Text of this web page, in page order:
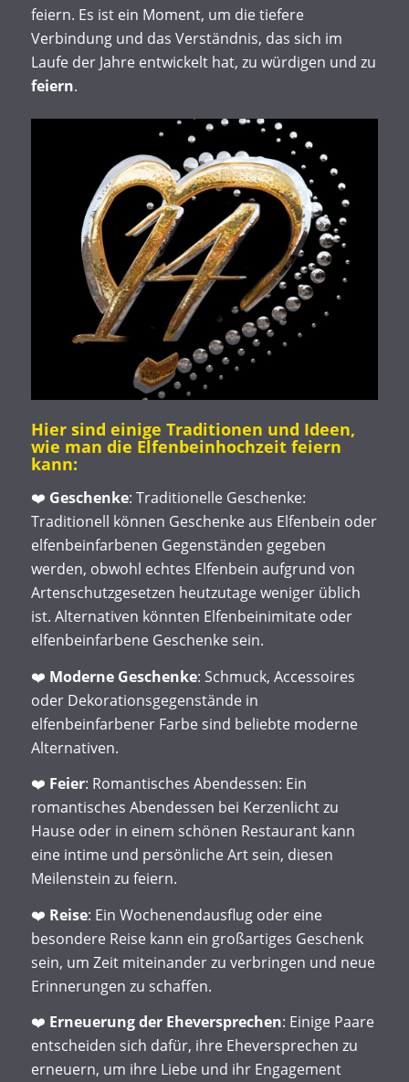
feiern. Es ist ein Moment, um die tiefere
Verbindung und das Verständnis, das sich im
Laufe der Jahre entwickelt hat, zu würdigen und zu
feiern.
Hier sind einige Traditionen und Ideen,
wie man die Elfenbeinhochzeit feiern
kann:
❤️ Geschenke: Traditionelle Geschenke:
Traditionell können Geschenke aus Elfenbein oder
elfenbeinfarbenen Gegenständen gegeben
werden, obwohl echtes Elfenbein aufgrund von
Artenschutzgesetzen heutzutage weniger üblich
ist. Alternativen könnten Elfenbeinimitate oder
elfenbeinfarbene Geschenke sein.
❤️ Moderne Geschenke: Schmuck, Accessoires
oder Dekorationsgegenstände in
elfenbeinfarbener Farbe sind beliebte moderne
Alternativen.
❤️ Feier: Romantisches Abendessen: Ein
romantisches Abendessen bei Kerzenlicht zu
Hause oder in einem schönen Restaurant kann
eine intime und persönliche Art sein, diesen
Meilenstein zu feiern.
❤️ Reise: Ein Wochenendausflug oder eine
besondere Reise kann ein großartiges Geschenk
sein, um Zeit miteinander zu verbringen und neue
Erinnerungen zu schaffen.
❤️ Erneuerung der Eheversprechen: Einige Paare
entscheiden sich dafür, ihre Eheversprechen zu
erneuern, um ihre Liebe und ihr Engagement